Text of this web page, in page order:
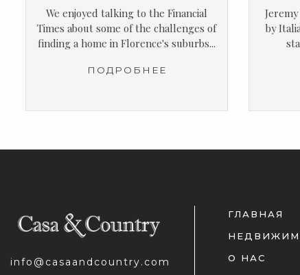
We enjoyed talking to the Financial
Times about some of the challenges of
finding a home in Florence's suburbs...
ПОДРОБНЕЕ
by
info@casaandcountry.com
ГЛАВНАЯ
О НАС